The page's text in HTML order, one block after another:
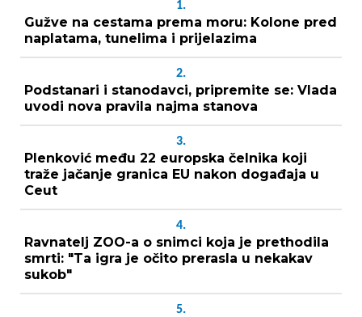
1.
Gužve na cestama prema moru: Kolone pred
naplatama, tunelima i prijelazima
2.
Podstanari i stanodavci, pripremite se: Vlada
uvodi nova pravila najma stanova
3.
Plenković među 22 europska čelnika koji
traže jačanje granica EU nakon događaja u
Ceut
4.
Ravnatelj ZOO-a o snimci koja je prethodila
smrti: "Ta igra je očito prerasla u nekakav
sukob"
5.